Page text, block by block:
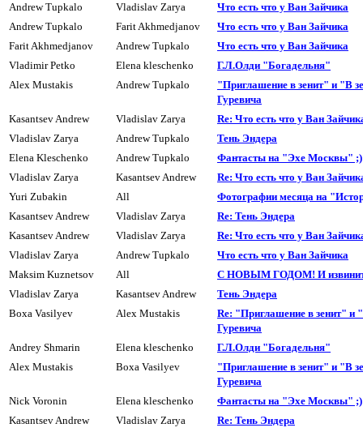
Andrew Tupkalo
Vladislav Zarya
Что есть что у Ван Зайчика
Andrew Tupkalo
Farit Akhmedjanov
Что есть что у Ван Зайчика
Farit Akhmedjanov
Andrew Tupkalo
Что есть что у Ван Зайчика
Vladimir Petko
Elena kleschenko
Г.Л.Олди "Богадельня"
Alex Mustakis
Andrew Tupkalo
"Приглашение в зенит" и "В
Гуревича
Kasantsev Andrew
Vladislav Zarya
Re: Что есть что у Ван
Vladislav Zarya
Andrew Tupkalo
Тень Эндера
Elena Kleschenko
Andrew Tupkalo
Фантасты на "Эхе Москвы" ;)
Vladislav Zarya
Kasantsev Andrew
Re: Что есть что у Ван
Yuri Zubakin
All
Фотографии месяца на
Kasantsev Andrew
Vladislav Zarya
Re: Тень Эндера
Kasantsev Andrew
Vladislav Zarya
Re: Что есть что у Ван
Vladislav Zarya
Andrew Tupkalo
Что есть что у Ван Зайчика
Maksim Kuznetsov
All
С НОВЫМ ГОДОМ! И
Vladislav Zarya
Kasantsev Andrew
Тень Эндера
Boxa Vasilyev
Alex Mustakis
Re: "Приглашение в зенит" и
Гуревича
Andrey Shmarin
Elena kleschenko
Г.Л.Олди "Богадельня"
Alex Mustakis
Boxa Vasilyev
"Приглашение в зенит" и "В
Гуревича
Nick Voronin
Elena kleschenko
Фантасты на "Эхе Москвы" ;)
Kasantsev Andrew
Vladislav Zarya Re: Тень Эндера